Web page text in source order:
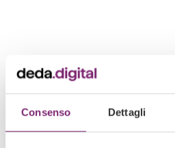
Consenso Dettagli